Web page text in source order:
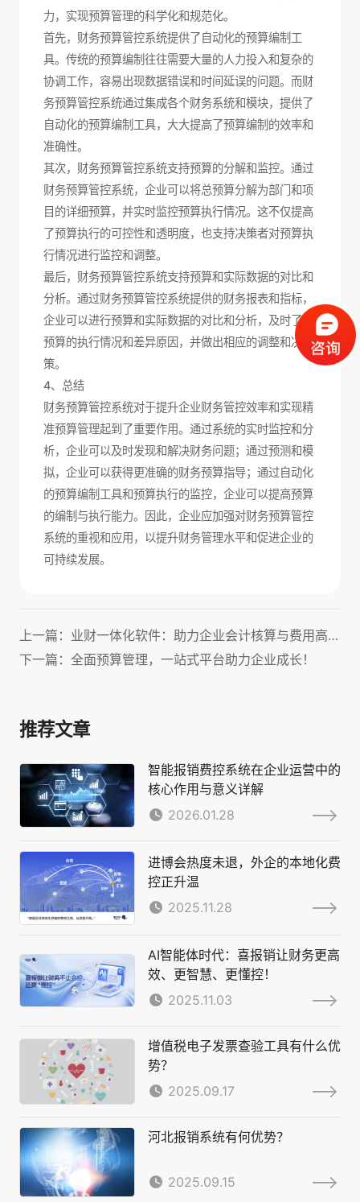
力，实现预算管理的科学化和规范化。
首先，财务预算管控系统提供了自动化的预算编制工
具。传统的预算编制往往需要大量的人力投入和复杂的
协调工作，容易出现数据错误和时间延误的问题。而财
务预算管控系统通过集成各个财务系统和模块，提供了
自动化的预算编制工具，大大提高了预算编制的效率和
准确性。
其次，财务预算管控系统支持预算的分解和监控。通过
财务预算管控系统，企业可以将总预算分解为部门和项
目的详细预算，并实时监控预算执行情况。这不仅提高
了预算执行的可控性和透明度，也支持决策者对预算执
行情况进行监控和调整。
最后，财务预算管控系统支持预算和实际数据的对比和
分析。通过财务预算管控系统提供的财务报表和指标，
企业可以进行预算和实际数据的对比和分析，及时了解
预算的执行情况和差异原因，并做出相应的调整和决
策。
4、总结
财务预算管控系统对于提升企业财务管控效率和实现精
准预算管理起到了重要作用。通过系统的实时监控和分
析，企业可以及时发现和解决财务问题；通过预测和模
拟，企业可以获得更准确的财务预算指导；通过自动化
的预算编制工具和预算执行的监控，企业可以提高预算
的编制与执行能力。因此，企业应加强对财务预算管控
系统的重视和应用，以提升财务管理水平和促进企业的
可持续发展。
上一篇：业财一体化软件：助力企业会计核算与费用高效管理！
下一篇：全面预算管理，一站式平台助力企业成长！
推荐文章
智能报销费控系统在企业运营中的
核心作用与意义详解
2026.01.28
进博会热度未退，外企的本地化费
控正升温
2025.11.28
AI智能体时代：喜报销让财务更高
效、更智慧、更懂控！
2025.11.03
增值税电子发票查验工具有什么优
势？
2025.09.17
河北报销系统有何优势？
2025.09.15